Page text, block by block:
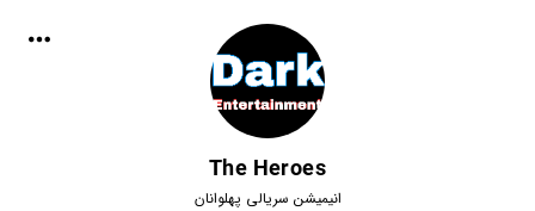
The Heroes
انیمیشن سریالی پهلوانان